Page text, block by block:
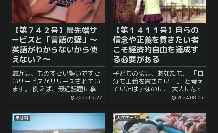
【第７４２号】最先端サ
ービスと「言語の壁」～
英語がわからないから使
えない？～
最近は、ものすごい勢いですご
いサービスがリリースされてい
ます。 例えば、最近話題に挙が
Midjourney といった画像生成AI
サービスですね。 これら...
2022.09.27
【第１４１１号】自らの
信念や正義を貫きたい者
こそ経済的自由を達成す
る必要がある
子どもの頃は、あなたも、 「自
分も正義を貫きたい！」 と考え
ていたはずなのに、 大人になっ
てから、いつの間にか、 「ま
あ、ちょっと良くないとは思う
けど、今のままでも仕方がない
か……自分とか家族の生活とか
も考えないと...
2024.08.05
未分類 人生ゲーム